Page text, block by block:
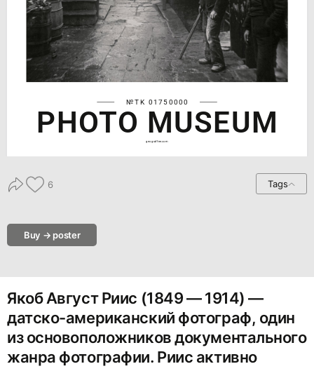
№TK 01750000
PHOTO MUSEUM
geograffee.com
6 Tags
Buy → poster
Якоб Август Рииc (1849 — 1914) —
датско-американский фотограф, один
из основоположников документального
жанра фотографии. Риис активно